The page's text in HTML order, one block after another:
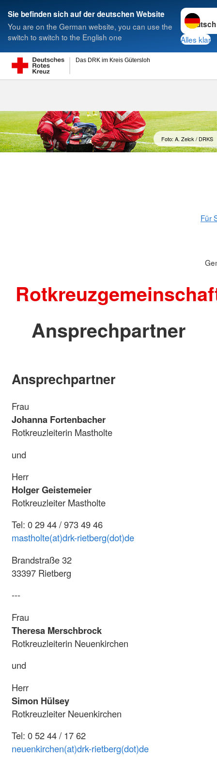
Sie befinden sich auf der deutschen Website
You are on the German website, you can use the
switch to switch to the English one
Sprache
Alles klar
Das DRK im Kreis Gütersloh
Suche
Foto: A. Zelck / DRKS
Für
Ansprechpartner
Ansprechpartner
Frau
Johanna Fortenbacher
Rotkreuzleiterin Mastholte
und
Herr
Holger Geistemeier
Rotkreuzleiter Mastholte
Tel: 0 29 44 / 973 49 46
mastholte(at)drk-rietberg(dot)de
Brandstraße 32
33397 Rietberg
---
Frau
Theresa Merschbrock
Rotkreuzleiterin Neuenkirchen
und
Herr
Simon Hülsey
Rotkreuzleiter Neuenkirchen
Tel: 0 52 44 / 17 62
neuenkirchen(at)drk-rietberg(dot)de